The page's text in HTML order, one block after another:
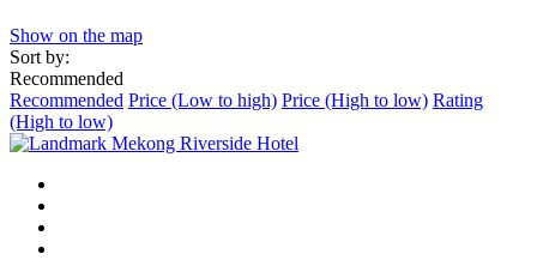
Show on the map
Sort by:
Recommended
Recommended Price (Low to high) Price (High to low) Rating
(High to low)